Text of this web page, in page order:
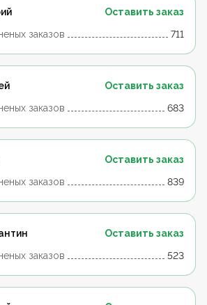
Оставить заказ
заказов
711
Оставить заказ
заказов
683
Оставить заказ
заказов
839
Оставить заказ
заказов
523